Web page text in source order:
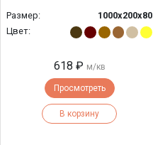
Размер:
1000х200х80
Цвет:
618 ₽ м/кв
Просмотреть
В корзину